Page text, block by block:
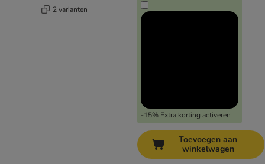
2 varianten
-15% Extra korting activeren
Toevoegen aan
winkelwagen